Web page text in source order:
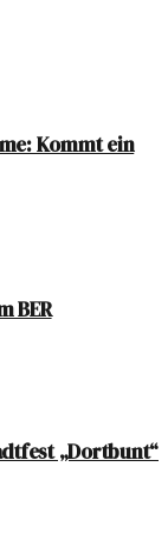
Kommt ein
BER
„Dortbunt“